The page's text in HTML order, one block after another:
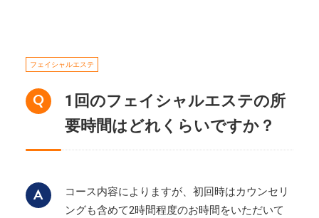
フェイシャルエステ
1回のフェイシャルエステの所
要時間はどれくらいですか？
コース内容によりますが、初回時はカウンセリ
ングも含めて2時間程度のお時間をいただいて